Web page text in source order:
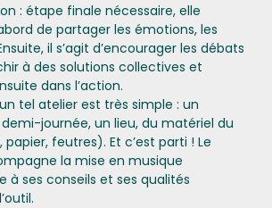
: étape finale nécessaire, elle
de partager les émotions, les
il s’agit d’encourager les débats
à des solutions collectives et
dans l’action.
tel atelier est très simple : un
journée, un lieu, du matériel du
feutres). Et c’est parti ! Le
la mise en musique
à ses conseils et ses qualités